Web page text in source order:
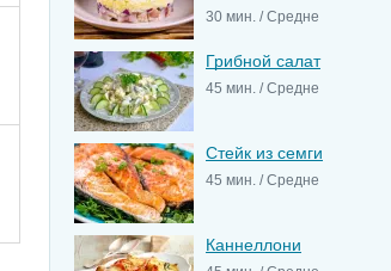
30 мин. / Средне
Грибной салат
45 мин. / Средне
Стейк из семги
45 мин. / Средне
Каннеллони